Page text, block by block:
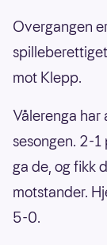
Overgangen
mot Klepp.
Vålerenga
sesongen. 2-
ga de, og fikk
motstander.
5-0.